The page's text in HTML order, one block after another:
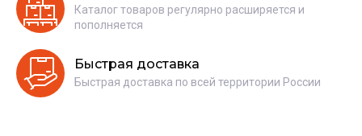
Каталог товаров регулярно расширяется и
пополняется
Быстрая доставка
Быстрая доставка по всей территории России